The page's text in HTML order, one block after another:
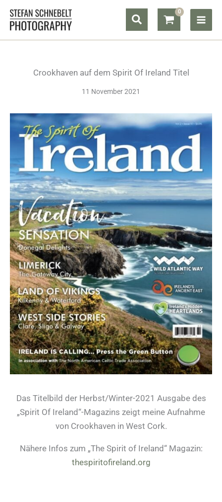
Zum
Inhalt
Suchen
Crookhaven auf dem Spirit Of Ireland Titel
11 November 2021
Das Titelbild der Herbst/Winter-2021 Ausgabe des
„Spirit Of Ireland“-Magazins zeigt meine Aufnahme
von Crookhaven in West Cork.
Nähere Infos zum „The Spirit of Ireland“ Magazin:
thespiritofireland.org